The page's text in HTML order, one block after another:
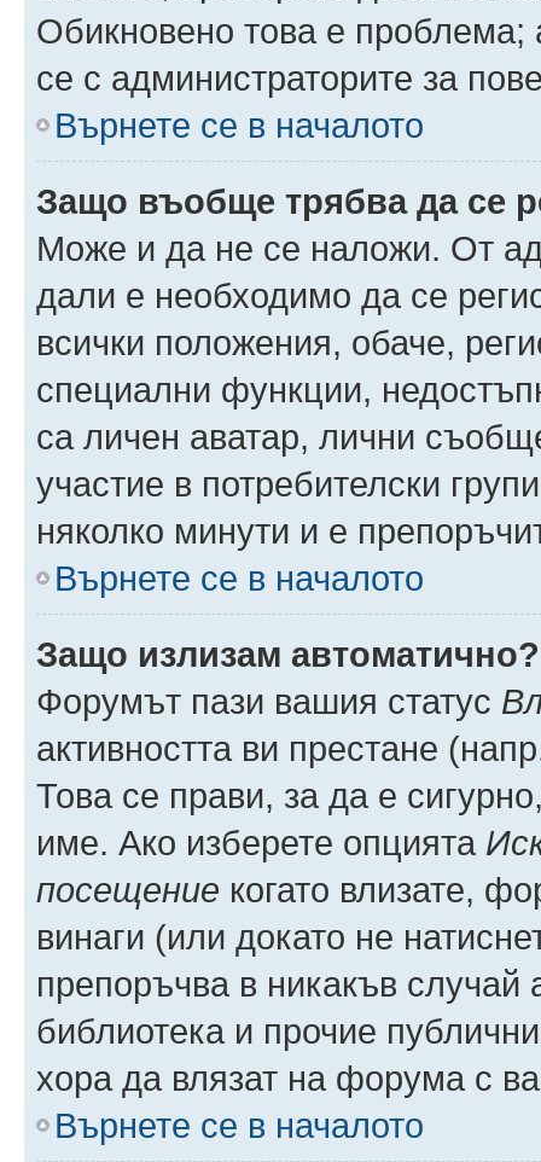
Обикновено това е проблема;
се с администраторите за
Върнете се в началото
Защо въобще трябва да се
Може и да не се наложи. От
дали е необходимо да се
всички положения, обаче,
специални функции,
са личен аватар, лични
участие в потребителски
няколко минути и е
Върнете се в началото
Защо излизам автоматично?
Форумът пази вашия статус
активността ви престане
Това се прави, за да е
име. Ако изберете опцията
посещение когато влизате,
винаги (или докато не
препоръчва в никакъв случай
библиотека и прочие
хора да влязат на форума с
Върнете се в началото